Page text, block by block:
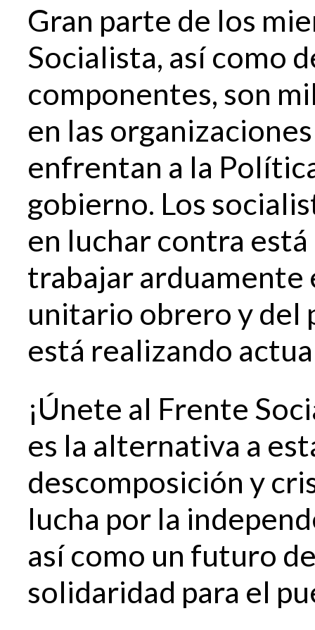
Gran parte de los
Socialista, así como
componentes, son
en las
enfrentan a la
gobierno. Los
en luchar contra
trabajar arduamente
unitario obrero y del
está realizando
¡Únete al Frente
es la alternativa a
descomposición y
lucha por la
así como un futuro
solidaridad para el